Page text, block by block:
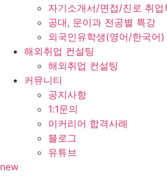
자기소개서/면접/진로 취업
공대, 문이과 전공별 특강
외국인유학생(영어/한국어)
해외취업 컨설팅
해외취업 컨설팅
커뮤니티
공지사항
1:1문의
이커리어 합격사례
블로그
유튜브
new